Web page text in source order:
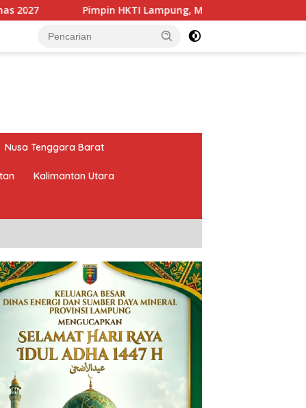
HKTI Lampung, Mirza Targetkan Program Pertanian
Nusa Tenggara Barat
Kalimantan Utara